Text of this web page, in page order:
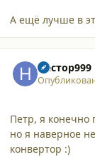
А ещё лучше в
Нестор999
Петр, я
но я наверное
конвертор :)